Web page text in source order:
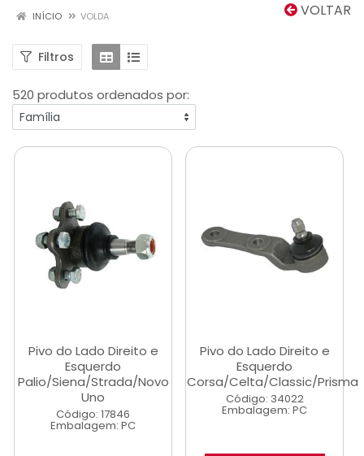
VOLTAR
INÍCIO VOLDA
Filtros
520 produtos ordenados por:
Pivo do Lado Direito e
Esquerdo
Palio/Siena/Strada/Novo
Uno
Código: 17846
Embalagem: PC
Pivo do Lado Direito e
Esquerdo
Corsa/Celta/Classic/Prisma
Código: 34022
Embalagem: PC